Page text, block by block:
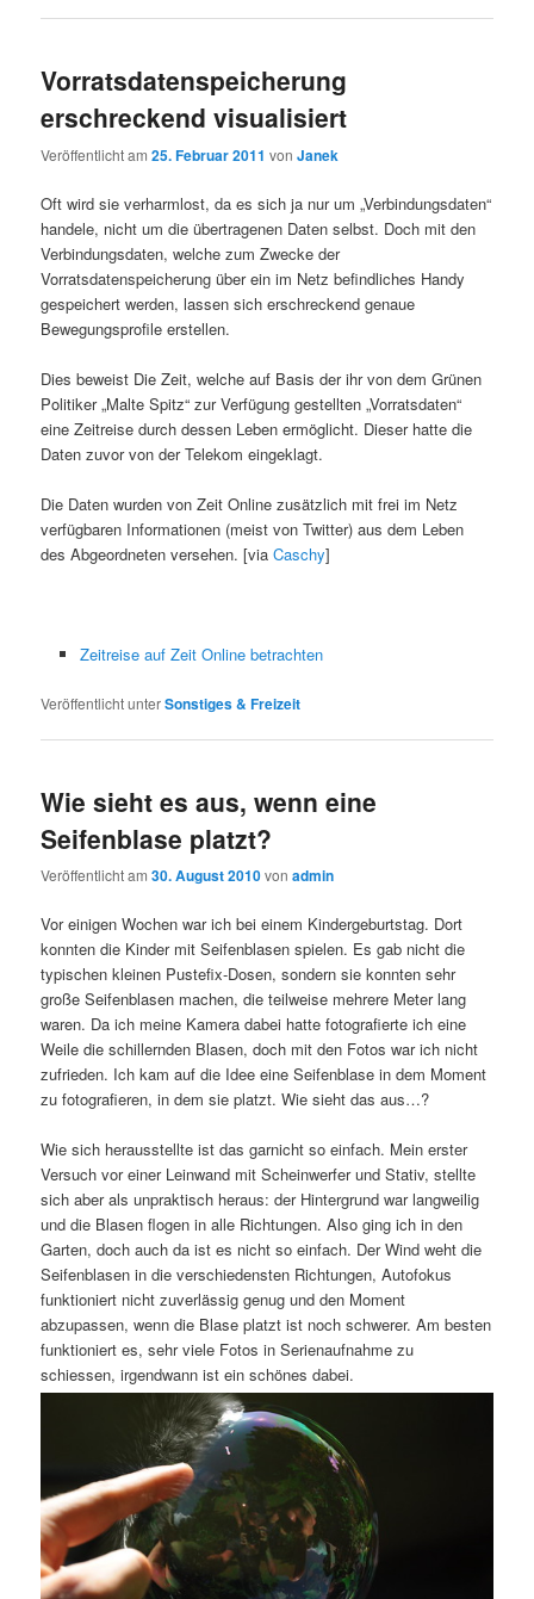
Vorratsdatenspeicherung
erschreckend visualisiert
Veröffentlicht am25. Februar 2011 vonJanek
Oft wird sie verharmlost, da es sich ja nur um „Verbindungsdaten“
handele, nicht um die übertragenen Daten selbst. Doch mit den
Verbindungsdaten, welche zum Zwecke der
Vorratsdatenspeicherung über ein im Netz befindliches Handy
gespeichert werden, lassen sich erschreckend genaue
Bewegungsprofile erstellen.
Dies beweist Die Zeit, welche auf Basis der ihr von dem Grünen
Politiker „Malte Spitz“ zur Verfügung gestellten „Vorratsdaten“
eine Zeitreise durch dessen Leben ermöglicht. Dieser hatte die
Daten zuvor von der Telekom eingeklagt.
Die Daten wurden von Zeit Online zusätzlich mit frei im Netz
verfügbaren Informationen (meist von Twitter) aus dem Leben
des Abgeordneten versehen. [viaCaschy]
Zeitreise auf Zeit Online betrachten
Veröffentlicht unterSonstiges & Freizeit
Wie sieht es aus, wenn eine
Seifenblase platzt?
Veröffentlicht am30. August 2010vonadmin
Vor einigen Wochen war ich bei einem Kindergeburtstag. Dort
konnten die Kinder mit Seifenblasen spielen. Es gab nicht die
typischen kleinen Pustefix-Dosen, sondern sie konnten sehr
große Seifenblasen machen, die teilweise mehrere Meter lang
waren. Da ich meine Kamera dabei hatte fotografierte ich eine
Weile die schillernden Blasen, doch mit den Fotos war ich nicht
zufrieden. Ich kam auf die Idee eine Seifenblase in dem Moment
zu fotografieren, in dem sie platzt. Wie sieht das aus…?
Wie sich herausstellte ist das garnicht so einfach. Mein erster
Versuch vor einer Leinwand mit Scheinwerfer und Stativ, stellte
sich aber als unpraktisch heraus: der Hintergrund war langweilig
und die Blasen flogen in alle Richtungen. Also ging ich in den
Garten, doch auch da ist es nicht so einfach. Der Wind weht die
Seifenblasen in die verschiedensten Richtungen, Autofokus
funktioniert nicht zuverlässig genug und den Moment
abzupassen, wenn die Blase platzt ist noch schwerer. Am besten
funktioniert es, sehr viele Fotos in Serienaufnahme zu
schiessen, irgendwann ist ein schönes dabei.